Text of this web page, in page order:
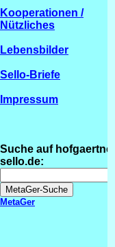
Kooperationen /
Nützliches
Lebensbilder
Sello-Briefe
Impressum
Suche auf hofgaertner-
sello.de:
MetaGer